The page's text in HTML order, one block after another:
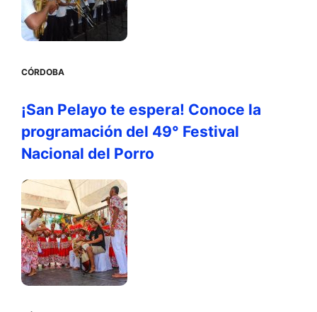
CÓRDOBA
¡San Pelayo te espera! Conoce la
programación del 49° Festival
Nacional del Porro